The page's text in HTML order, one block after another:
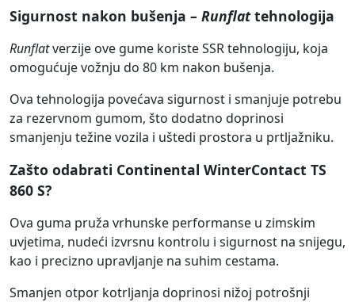
Sigurnost nakon bušenja – Runflattehnologija
Runflatverzije ove gume koriste SSR tehnologiju, koja
omogućuje vožnju do 80 km nakon bušenja.
Ova tehnologija povećava sigurnost i smanjuje potrebu
za rezervnom gumom, što dodatno doprinosi
smanjenju težine vozila i uštedi prostora u prtljažniku.
Zašto odabrati Continental WinterContact TS
860 S?
Ova guma pruža vrhunske performanse u zimskim
uvjetima, nudeći izvrsnu kontrolu i sigurnost na snijegu,
kao i precizno upravljanje na suhim cestama.
Smanjen otpor kotrljanja doprinosi nižoj potrošnji